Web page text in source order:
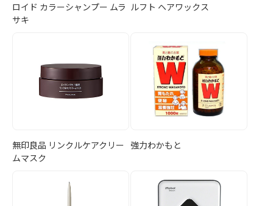
ロイド カラーシャンプー ムラ
サキ
ルフト ヘアワックス
無印良品 リンクルケアクリー
ムマスク
強力わかもと